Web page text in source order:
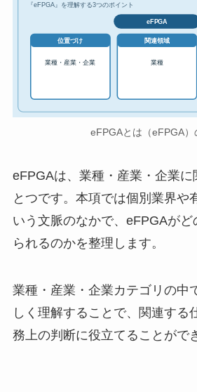
『eFPGA』を理解する3つのポイント
eFPGA
位置づけ
業種・産業・企業
関連領域
業種
eFPGAとは（eFPGA）
eFPGAは、業種・産業・企業に
とつです。本項では個別業界や
いう文脈のなかで、eFPGAが
られるのかを整理します。
業種・産業・企業カテゴリの中
しく理解することで、関連する
務上の判断に役立てることがで